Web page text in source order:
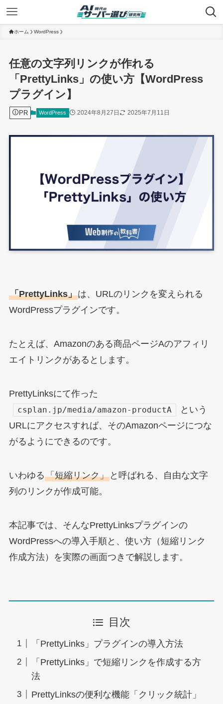
ホーム WordPress
任意の文字列リンクが作れる
「PrettyLinks」の使い方【WordPress
プラグイン】
PR WordPress 2024年8月27日 2025年7月11日
「PrettyLinks」は、URLのリンクを変えられる
WordPressプラグインです。
たとえば、Amazonのある商品ページAのアフィリ
エイトリンクがあるとします。
PrettyLinksにて作った
csplan.jp/media/amazon-productA
という
URLにアクセスすれば、そのAmazonページにつな
がるようにできるのです。
いわゆる「短縮リンク」と呼ばれる、自由な文字
列のリンクが作成可能。
本記事では、そんなPrettyLinksプラグインの
WordPressへの導入手順と、使い方（短縮リンク
作成方法）を実際の画面つきで解説します。
目次
「PrettyLinks」プラグインの導入方法
「PrettyLinks」で短縮リンクを作成する方
法
PrettyLinksの便利な機能「クリック統計」